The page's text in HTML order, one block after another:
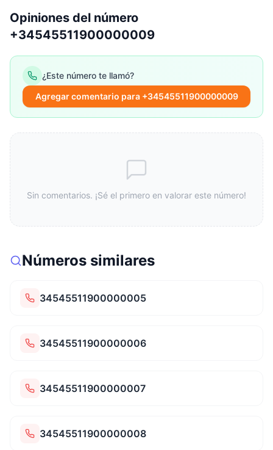
Opiniones del número
+34545511900000009
¿Este número te llamó?
Agregar comentario para +34545511900000009
Sin comentarios. ¡Sé el primero en valorar este número!
Números similares
34545511900000005
34545511900000006
34545511900000007
34545511900000008